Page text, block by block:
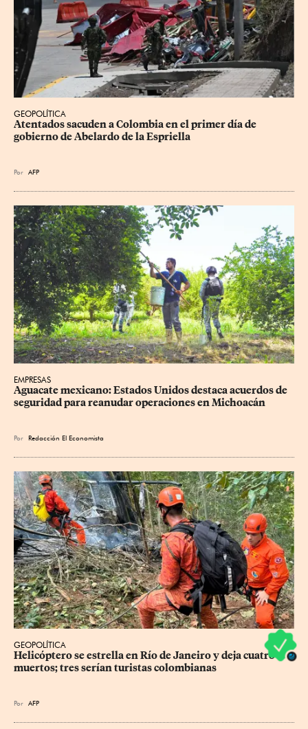
GEOPOLÍTICA
Atentados sacuden a Colombia en el primer día de
gobierno de Abelardo de la Espriella
Por AFP
EMPRESAS
Aguacate mexicano: Estados Unidos destaca acuerdos de
seguridad para reanudar operaciones en Michoacán
Por Redacción El Economista
GEOPOLÍTICA
Helicóptero se estrella en Río de Janeiro y deja cuatro
muertos; tres serían turistas colombianas
Por AFP